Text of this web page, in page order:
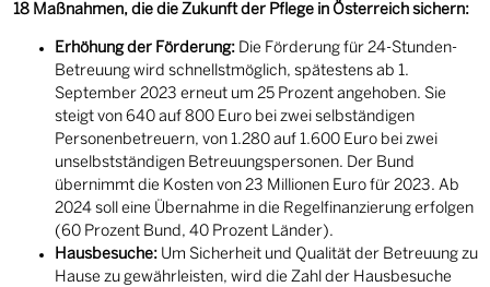
18 Maßnahmen, die die Zukunft der Pflege in Österreich sichern:
Erhöhung der Förderung: Die Förderung für 24-Stunden-
Betreuung wird schnellstmöglich, spätestens ab 1.
September 2023 erneut um 25 Prozent angehoben. Sie
steigt von 640 auf 800 Euro bei zwei selbständigen
Personenbetreuern, von 1.280 auf 1.600 Euro bei zwei
unselbstständigen Betreuungspersonen. Der Bund
übernimmt die Kosten von 23 Millionen Euro für 2023. Ab
2024 soll eine Übernahme in die Regelfinanzierung erfolgen
(60 Prozent Bund, 40 Prozent Länder).
Hausbesuche: Um Sicherheit und Qualität der Betreuung zu
Hause zu gewährleisten, wird die Zahl der Hausbesuche